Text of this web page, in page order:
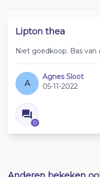
Lipton thea
Niet goedkoop. Bas
A
Agnes Sloot
05-11-2022
0